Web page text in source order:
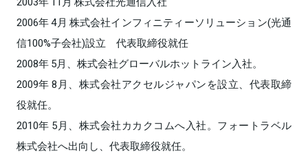
2006年 4月 株式会社インフィニティーソリューション(光通
信100%子会社)設立 代表取締役就任
2008年 5月、株式会社グローバルホットライン入社。
2009年 8月、株式会社アクセルジャパンを設立、代表取締
役就任。
2010年 5月、株式会社カカクコムへ入社。フォートラベル
株式会社へ出向し、代表取締役就任。